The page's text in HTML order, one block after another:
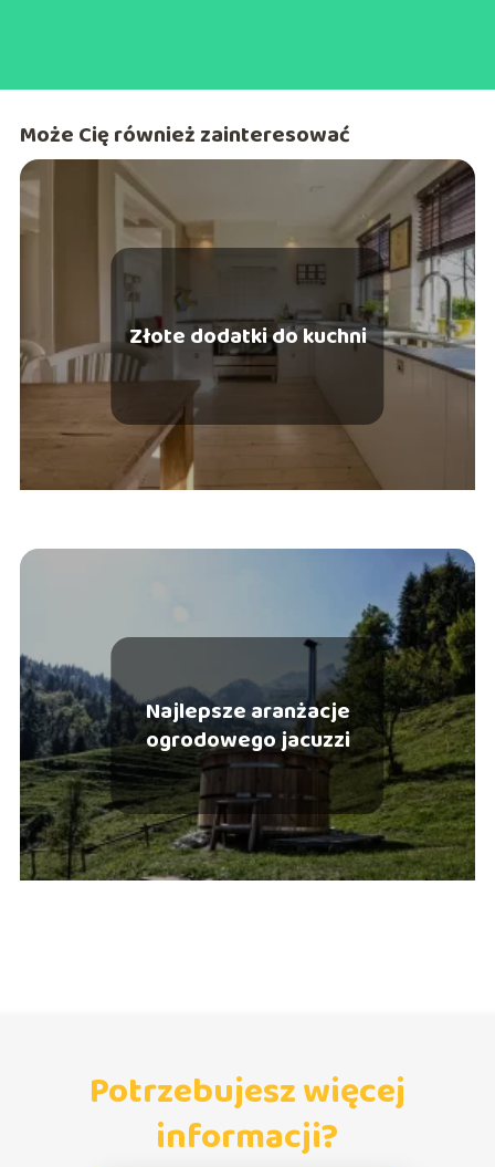
Może Cię również zainteresować
Złote dodatki do kuchni
Najlepsze aranżacje
ogrodowego jacuzzi
Potrzebujesz więcej
informacji?